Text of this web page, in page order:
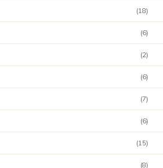
(18)
(6)
(2)
(6)
(7)
(6)
(15)
(8)